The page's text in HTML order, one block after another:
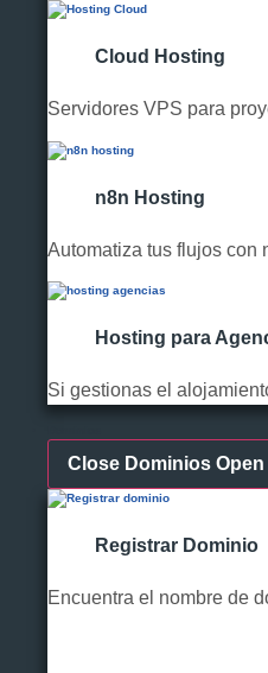
Cloud Hosting
Servidores VPS para
n8n Hosting
Automatiza tus flujos con
Hosting para
Si gestionas el
Close Dominios
Registrar Dominio
Encuentra el nombre de